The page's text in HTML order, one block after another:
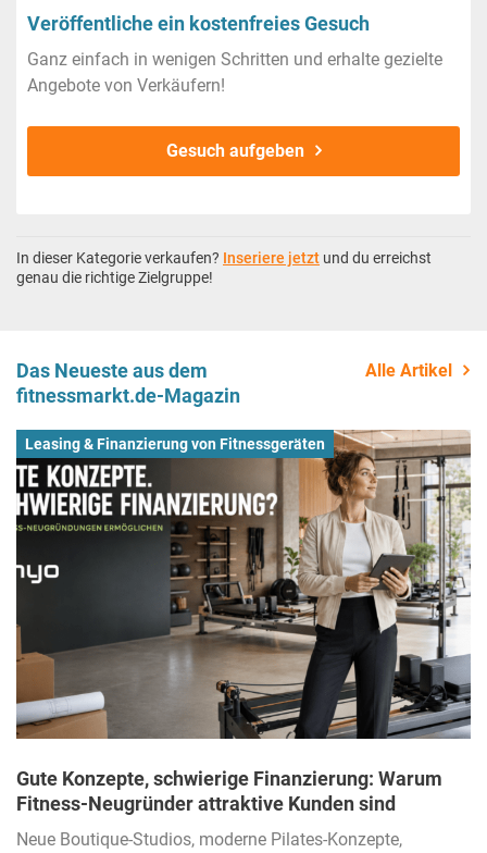
Veröffentliche ein kostenfreies Gesuch
Ganz einfach in wenigen Schritten und erhalte gezielte
Angebote von Verkäufern!
Gesuch aufgeben
In dieser Kategorie verkaufen? Inseriere jetzt und du erreichst
genau die richtige Zielgruppe!
Das Neueste aus dem
fitnessmarkt.de-Magazin
Alle Artikel
Leasing & Finanzierung von Fitnessgeräten
Gute Konzepte, schwierige Finanzierung: Warum
Fitness-Neugründer attraktive Kunden sind
Neue Boutique-Studios, moderne Pilates-Konzepte,